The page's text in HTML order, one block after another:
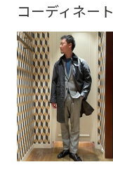
コーディネート